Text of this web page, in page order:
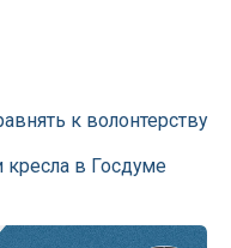
к волонтерству
в Госдуме